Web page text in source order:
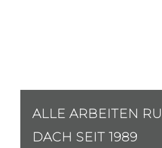
ALLE ARBEITEN
DACH SEIT 1989